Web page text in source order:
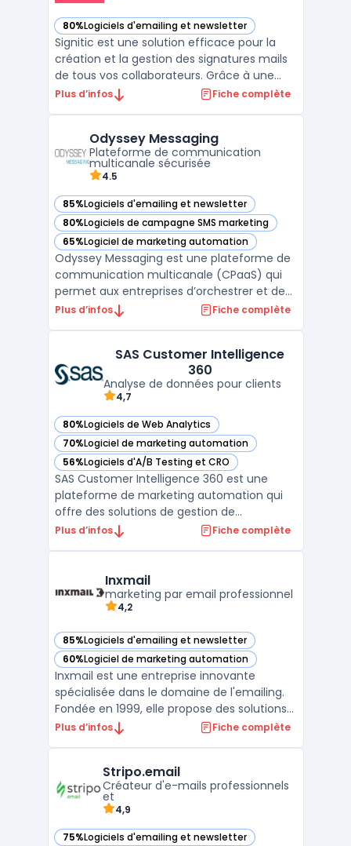
80%Logiciels d'emailing et newsletter
— voir Signitic dans cette catégorie
Signitic est une solution efficace pour la
création et la gestion des signatures mails
de tous vos collaborateurs. Grâce à une
interface unique, cette solution permet de
cohérence dans la communication de
votre entrepri ...
Plus d’infos Fiche complète
Odyssey Messaging
Plateforme de communication
multicanale sécurisée
4.5
85%Logiciels d'emailing et newsletter
— voir Odyssey Messaging dans cette catégorie
80%Logiciels de campagne SMS marketing
— voir Odyssey Messaging dans cette catégorie
65%Logiciel de marketing automation
— voir Odyssey Messaging dans cette catégorie
Odyssey Messaging est une plateforme de
communication multicanale (CPaaS) qui
permet aux entreprises d’orchestrer et de
sécuriser leurs communications
gestion de messages via plusieurs canaux,
notamment l’e ...
Plus d’infos Fiche complète
SAS Customer Intelligence
360
Analyse de données pour clients
4,7
80%Logiciels de Web Analytics
— voir SAS Customer Intelligence 360 dans cette catégorie
70%Logiciel de marketing automation
— voir SAS Customer Intelligence 360 dans cette catégorie
56%Logiciels d'A/B Testing et CRO
— voir SAS Customer Intelligence 360 dans cette catégorie
SAS Customer Intelligence 360 est une
plateforme de marketing automation qui
offre des solutions de gestion de
campagnes marketing multicanal, de
Grâce à l'intégration de données en temps
réel et de l'analytique avanc ...
Plus d’infos Fiche complète
Inxmail
marketing par email professionnel
4,2
85%Logiciels d'emailing et newsletter
— voir Inxmail dans cette catégorie
60%Logiciel de marketing automation
— voir Inxmail dans cette catégorie
Inxmail est une entreprise innovante
spécialisée dans le domaine de l'emailing.
Fondée en 1999, elle propose des solutions
de marketing digital pour aider les
Grâce à ses nombreuses fonctionnalités,
Inxmail est devenue ...
Plus d’infos Fiche complète
Stripo.email
Créateur d'e-mails professionnels
et
4,9
75%Logiciels d'emailing et newsletter
— voir Stripo.email dans cette catégorie